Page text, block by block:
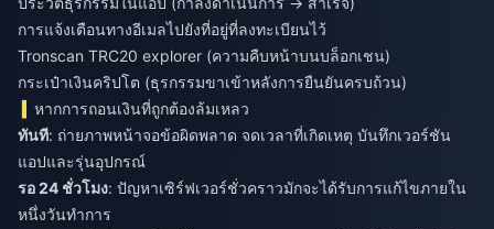
การแจ้งเตือนทางอีเมลไปยังที่อยู่ที่ลงทะเบียนไว้
Tronscan TRC20 explorer (ความคืบหน้าบนบล็อกเชน)
กระเป๋าเงินคริปโต (ธุรกรรมขาเข้าหลังการยืนยันครบถ้วน)
หากการถอนเงินที่ถูกต้องล้มเหลว
ทันที: ถ่ายภาพหน้าจอข้อผิดพลาด จดเวลาที่เกิดเหตุ บันทึกเวอร์ชัน
แอปและรุ่นอุปกรณ์
รอ 24 ชั่วโมง: ปัญหาเซิร์ฟเวอร์ชั่วคราวมักจะได้รับการแก้ไขภายใน
หนึ่งวันทำการ